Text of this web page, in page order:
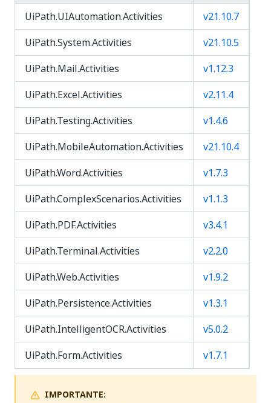
UiPath.UIAutomation.Activities
v21.10.7
UiPath.System.Activities
v21.10.5
UiPath.Mail.Activities
v1.12.3
UiPath.Excel.Activities
v2.11.4
UiPath.Testing.Activities
v1.4.6
UiPath.MobileAutomation.Activities
v21.10.4
UiPath.Word.Activities
v1.7.3
UiPath.ComplexScenarios.Activities
v1.1.3
UiPath.PDF.Activities
v3.4.1
UiPath.Terminal.Activities
v2.2.0
UiPath.Web.Activities
v1.9.2
UiPath.Persistence.Activities
v1.3.1
UiPath.IntelligentOCR.Activities
v5.0.2
UiPath.Form.Activities
v1.7.1
IMPORTANTE: